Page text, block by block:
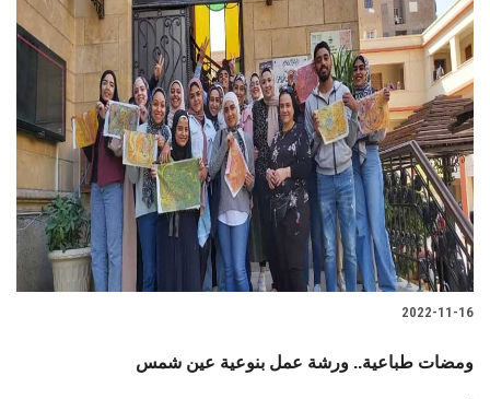
2022-11-16
ومضات طباعية.. ورشة عمل بنوعية عين شمس